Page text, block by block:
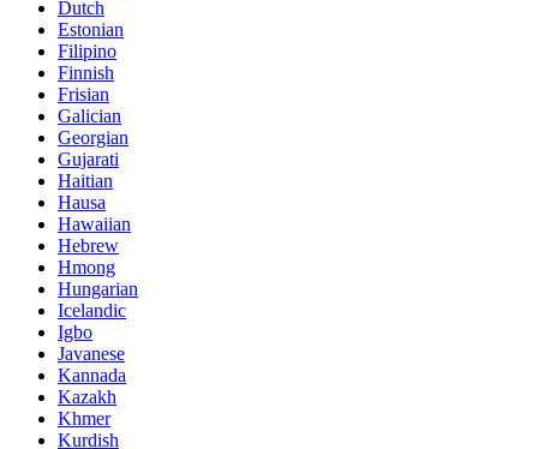
Dutch
Estonian
Filipino
Finnish
Frisian
Galician
Georgian
Gujarati
Haitian
Hausa
Hawaiian
Hebrew
Hmong
Hungarian
Icelandic
Igbo
Javanese
Kannada
Kazakh
Khmer
Kurdish